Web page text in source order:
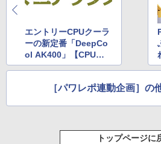
エントリーCPUクーラ
ーの新定番「DeepCo
ol AK400」【CPUク
ーラーマニアックス】
［パワレポ連動企画］の
トップページに